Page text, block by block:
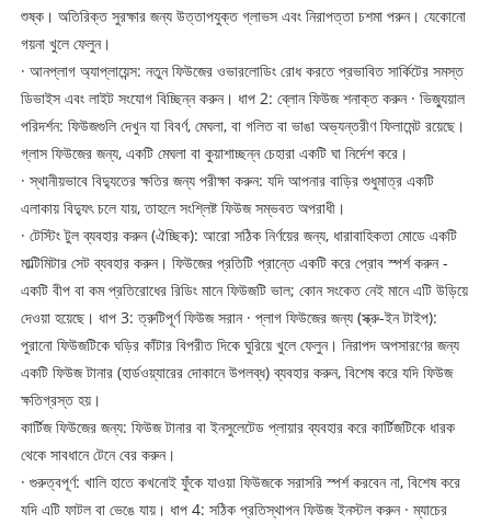
শুষ্ক। অতিরিক্ত সুরক্ষার জন্য উত্তাপযুক্ত গ্লাভস এবং নিরাপত্তা চশমা পরুন। যেকোনো
গয়না খুলে ফেলুন।
· আনপ্লাগ অ্যাপ্লায়েন্স: নতুন ফিউজের ওভারলোডিং রোধ করতে প্রভাবিত সার্কিটের সমস্ত
ডিভাইস এবং লাইট সংযোগ বিচ্ছিন্ন করুন। ধাপ 2: ব্লোন ফিউজ শনাক্ত করুন · ভিজ্যুয়াল
পরিদর্শন: ফিউজগুলি দেখুন যা বিবর্ণ, মেঘলা, বা গলিত বা ভাঙা অভ্যন্তরীণ ফিলামেন্ট রয়েছে।
গ্লাস ফিউজের জন্য, একটি মেঘলা বা কুয়াশাচ্ছন্ন চেহারা একটি ঘা নির্দেশ করে।
· স্থানীয়ভাবে বিদ্যুতের ক্ষতির জন্য পরীক্ষা করুন: যদি আপনার বাড়ির শুধুমাত্র একটি
এলাকায় বিদ্যুৎ চলে যায়, তাহলে সংশ্লিষ্ট ফিউজ সম্ভবত অপরাধী।
· টেস্টিং টুল ব্যবহার করুন (ঐচ্ছিক): আরো সঠিক নির্ণয়ের জন্য, ধারাবাহিকতা মোডে একটি
মাল্টিমিটার সেট ব্যবহার করুন। ফিউজের প্রতিটি প্রান্তে একটি করে প্রোব স্পর্শ করুন -
একটি বীপ বা কম প্রতিরোধের রিডিং মানে ফিউজটি ভাল; কোন সংকেত নেই মানে এটি উড়িয়ে
দেওয়া হয়েছে। ধাপ 3: ত্রুটিপূর্ণ ফিউজ সরান · প্লাগ ফিউজের জন্য (স্ক্রু-ইন টাইপ):
পুরানো ফিউজটিকে ঘড়ির কাঁটার বিপরীত দিকে ঘুরিয়ে খুলে ফেলুন। নিরাপদ অপসারণের জন্য
একটি ফিউজ টানার (হার্ডওয়্যারের দোকানে উপলব্ধ) ব্যবহার করুন, বিশেষ করে যদি ফিউজ
ক্ষতিগ্রস্ত হয়।
কার্টিজ ফিউজের জন্য: ফিউজ টানার বা ইনসুলেটেড প্লায়ার ব্যবহার করে কার্টিজটিকে ধারক
থেকে সাবধানে টেনে বের করুন।
· গুরুত্বপূর্ণ: খালি হাতে কখনোই ফুঁকে যাওয়া ফিউজকে সরাসরি স্পর্শ করবেন না, বিশেষ করে
যদি এটি ফাটল বা ভেঙে যায়। ধাপ 4: সঠিক প্রতিস্থাপন ফিউজ ইনস্টল করুন · ম্যাচের